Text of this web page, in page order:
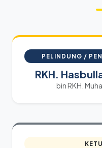
PELINDUNG /
RKH.
bin RKH.